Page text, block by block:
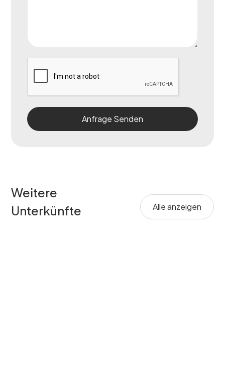
Weitere
Unterkünfte
Alle anzeigen